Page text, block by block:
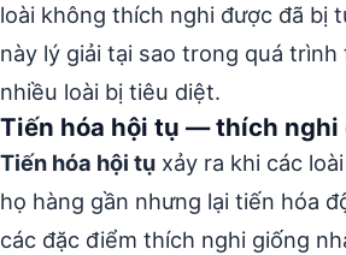
loài không thích nghi được đã bị
này lý giải tại sao trong quá
nhiều loài bị tiêu diệt.
Tiến hóa hội tụ — thích nghi
Tiến hóa hội tụ xảy ra khi các
họ hàng gần nhưng lại tiến hóa
các đặc điểm thích nghi giống